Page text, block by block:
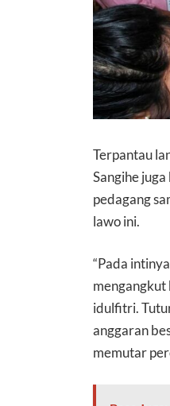
Terpantau
Sangihe
pedagang
lawo ini.
“Pada
mengangkut
idulfitri.
anggaran
memutar